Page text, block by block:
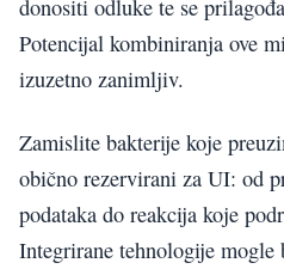
donositi odluke te se
Potencijal kombiniranja ove
izuzetno zanimljiv.
Zamislite bakterije koje
obično rezervirani za UI: od
podataka do reakcija koje
Integrirane tehnologije